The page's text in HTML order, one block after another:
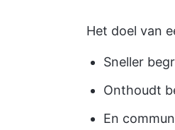
Het doel van
Sneller
Onthoudt
En